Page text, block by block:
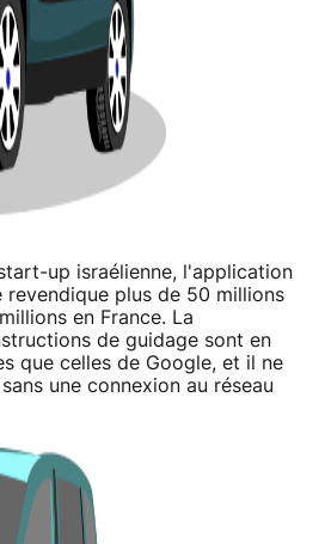
up israélienne, l'application
revendique plus de 50 millions
en France. La
de guidage sont en
que celles de Google, et il ne
une connexion au réseau